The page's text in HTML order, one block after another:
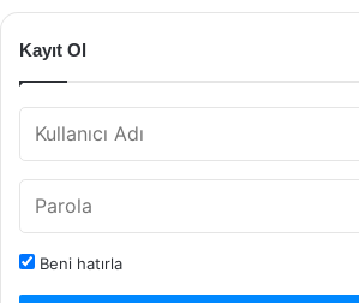
Kayıt Ol
Beni hatırla